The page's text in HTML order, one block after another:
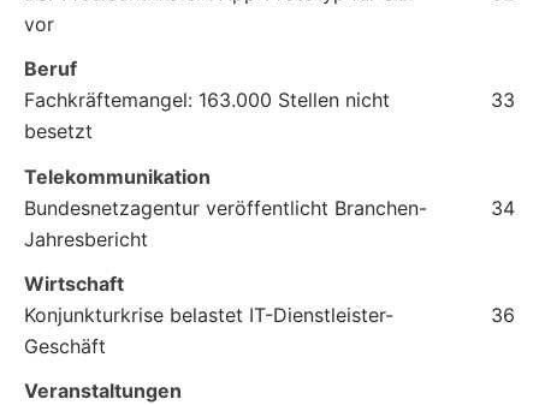
vor
Beruf
Fachkräftemangel: 163.000 Stellen nicht
besetzt
33
Telekommunikation
Bundesnetzagentur veröffentlicht Branchen-
Jahresbericht
34
Wirtschaft
Konjunkturkrise belastet IT-Dienstleister-
Geschäft
36
Veranstaltungen